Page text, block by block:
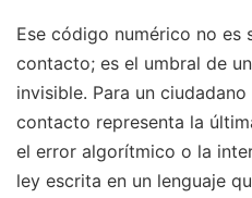
Ese código numérico no es
contacto; es el umbral de
invisible. Para un
contacto representa la
el error algorítmico o la
ley escrita en un lenguaje